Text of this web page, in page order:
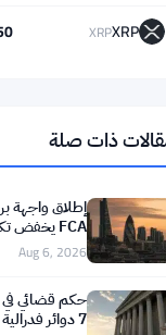
BNB
BNB
Solana
SOL
XRP
XRP